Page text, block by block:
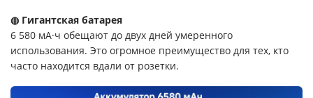
◍ Гигантская батарея
6 580 мА·ч обещают до двух дней умеренного
использования. Это огромное преимущество для тех, кто
часто находится вдали от розетки.